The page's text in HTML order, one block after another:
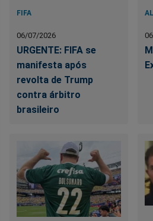
FIFA
06/07/2026
URGENTE: FIFA se
manifesta após
revolta de Trump
contra árbitro
brasileiro